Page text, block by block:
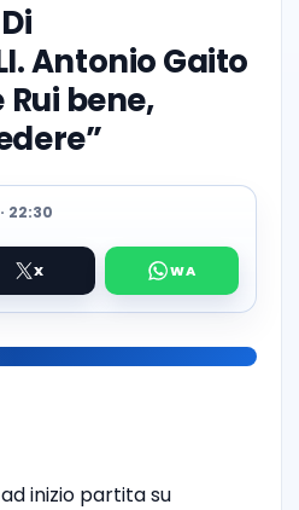
Antonio Gaito
Rui bene,
22:30
inizio partita su